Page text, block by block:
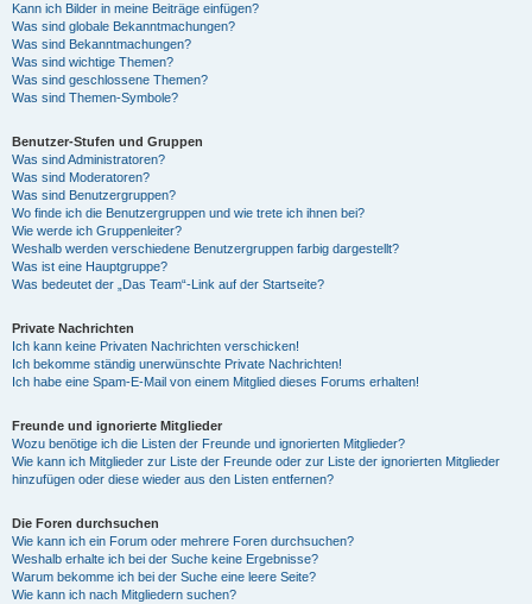
Kann ich Bilder in meine Beiträge einfügen?
Was sind globale Bekanntmachungen?
Was sind Bekanntmachungen?
Was sind wichtige Themen?
Was sind geschlossene Themen?
Was sind Themen-Symbole?
Benutzer-Stufen und Gruppen
Was sind Administratoren?
Was sind Moderatoren?
Was sind Benutzergruppen?
Wo finde ich die Benutzergruppen und wie trete ich ihnen bei?
Wie werde ich Gruppenleiter?
Weshalb werden verschiedene Benutzergruppen farbig dargestellt?
Was ist eine Hauptgruppe?
Was bedeutet der „Das Team“-Link auf der Startseite?
Private Nachrichten
Ich kann keine Privaten Nachrichten verschicken!
Ich bekomme ständig unerwünschte Private Nachrichten!
Ich habe eine Spam-E-Mail von einem Mitglied dieses Forums erhalten!
Freunde und ignorierte Mitglieder
Wozu benötige ich die Listen der Freunde und ignorierten Mitglieder?
Wie kann ich Mitglieder zur Liste der Freunde oder zur Liste der ignorierten Mitglieder
hinzufügen oder diese wieder aus den Listen entfernen?
Die Foren durchsuchen
Wie kann ich ein Forum oder mehrere Foren durchsuchen?
Weshalb erhalte ich bei der Suche keine Ergebnisse?
Warum bekomme ich bei der Suche eine leere Seite?
Wie kann ich nach Mitgliedern suchen?